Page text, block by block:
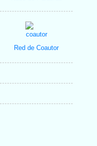
Red de Coautor